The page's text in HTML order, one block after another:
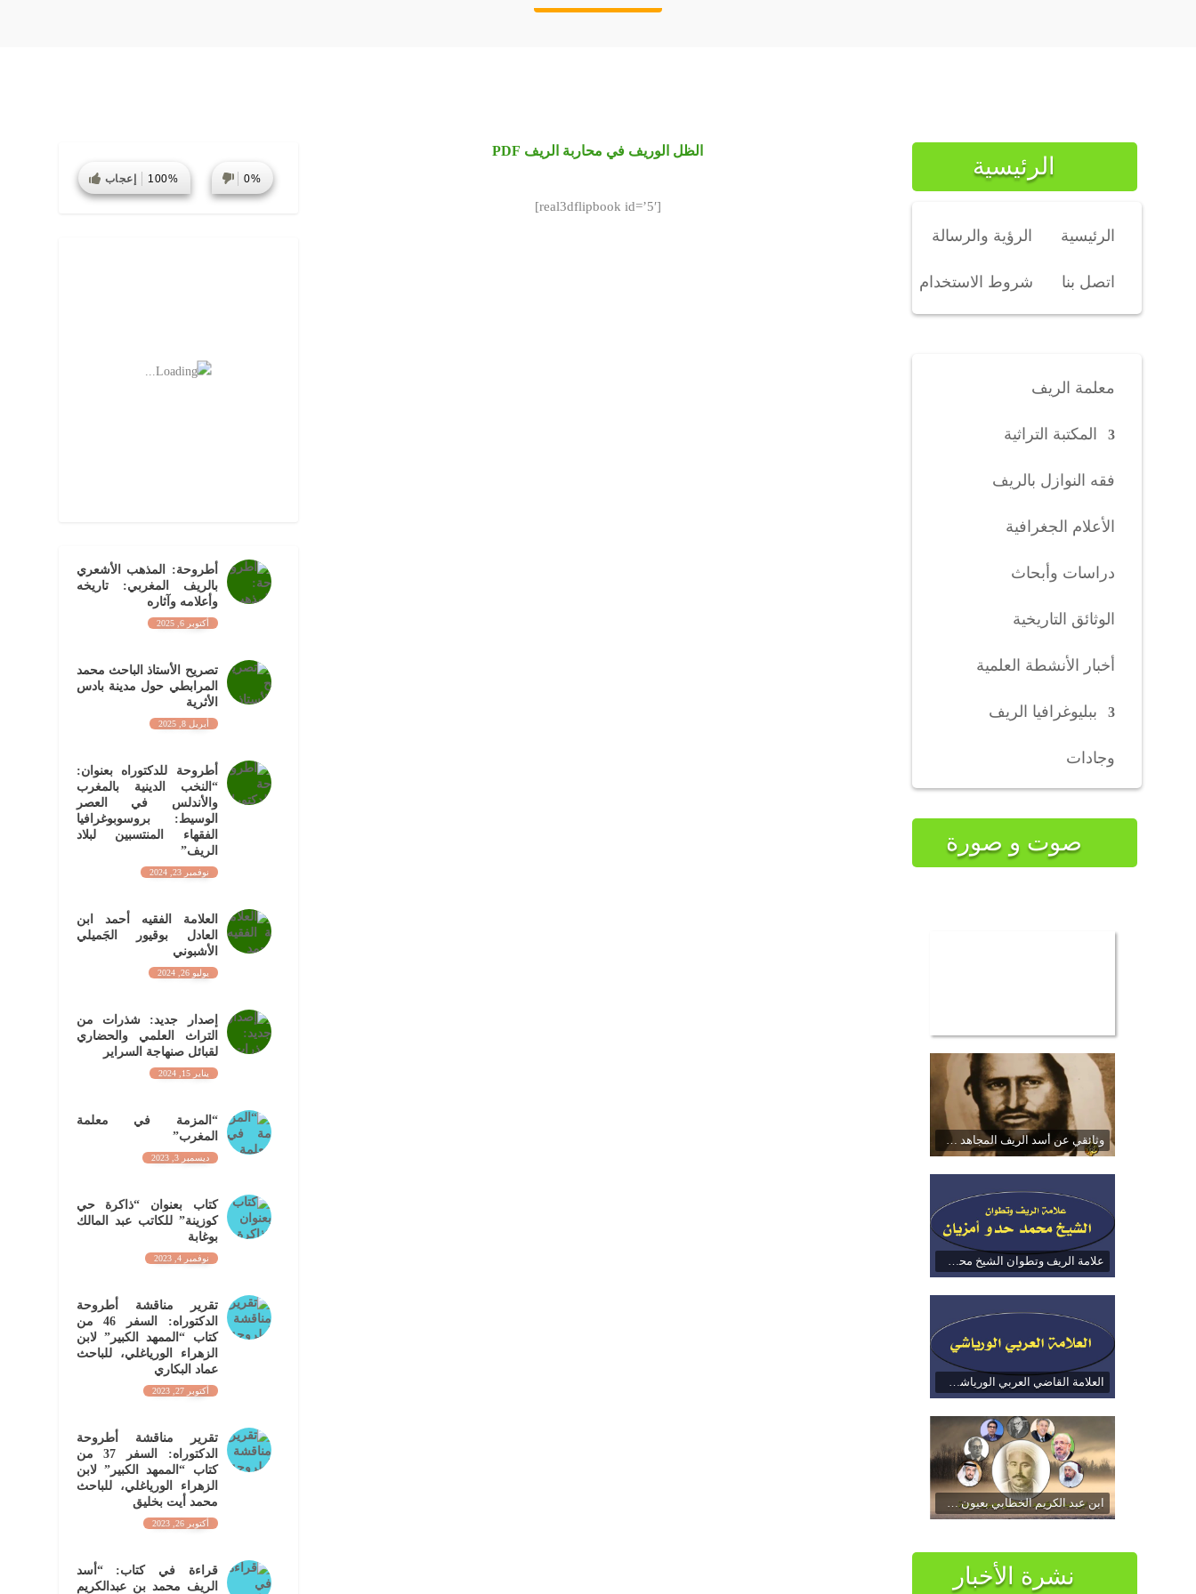
إعجاب 100% 0%
أطروحة: المذهب الأشعري
بالريف المغربي: تاريخه
وأعلامه وآثاره
أكتوبر 6, 2025
تصريح الأستاذ الباحث محمد
المرابطي حول مدينة بادس
الأثرية
أبريل 8, 2025
أطروحة للدكتوراه بعنوان:
“النخب الدينية بالمغرب
والأندلس في العصر
الوسيط: بروسوبوغرافيا
الفقهاء المنتسبين لبلاد
الريف”
نوفمبر 23, 2024
العلامة الفقيه أحمد ابن
العادل بوقيور الجَميلي
الأشبوني
يوليو 26, 2024
إصدار جديد: شذرات من
التراث العلمي والحضاري
لقبائل صنهاجة السراير
يناير 15, 2024
“المزمة في معلمة
المغرب”
ديسمبر 3, 2023
كتاب بعنوان “ذاكرة حي
كوزينة” للكاتب عبد المالك
بوغابة
نوفمبر 4, 2023
تقرير مناقشة أطروحة
الدكتوراه: السفر 46 من
كتاب “الممهد الكبير” لابن
الزهراء الورياغلي، للباحث
عماد البكاري
أكتوبر 27, 2023
تقرير مناقشة أطروحة
الدكتوراه: السفر 37 من
كتاب “الممهد الكبير” لابن
الزهراء الورياغلي، للباحث
محمد أيت بخليق
أكتوبر 26, 2023
قراءة في كتاب: “أسد
الريف محمد بن عبدالكريم
الظل الوريف في محاربة الريف PDF
[real3dflipbook id=’5′]
الرئيسية
الرئيسية الرؤية والرسالة
اتصل بنا شروط الاستخدام
معلمة الريف
المكتبة التراثية
فقه النوازل بالريف
الأعلام الجغرافية
دراسات وأبحاث
الوثائق التاريخية
أخبار الأنشطة العلمية
ببليوغرافيا الريف
وجادات
صوت و صورة
وثائقي عن أسد الريف المجاهد محمد بن عبد الكريم
علامة الريف وتطوان الشيخ محمد حدو أمزيان
العلامة القاضي العربي الورياشي السلواني
ابن عبد الكريم الخطابي بعيون عربية
نشرة الأخبار